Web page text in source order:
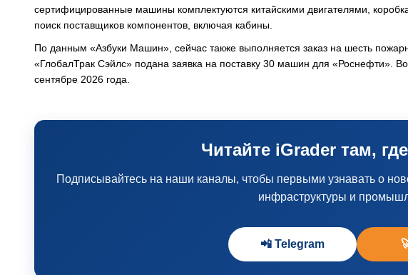
сертифицированные машины комплектуются китайскими двигателями,
поиск поставщиков компонентов, включая кабины.
По данным «Азбуки Машин», сейчас также выполняется заказ на шесть
«ГлобалТрак Сэйлс» подана заявка на поставку 30 машин для «Роснефти».
сентябре 2026 года.
Читайте iGrader там,
Подписывайтесь на наши каналы, чтобы первыми узнавать о
инфраструктуры и
📲 Telegram